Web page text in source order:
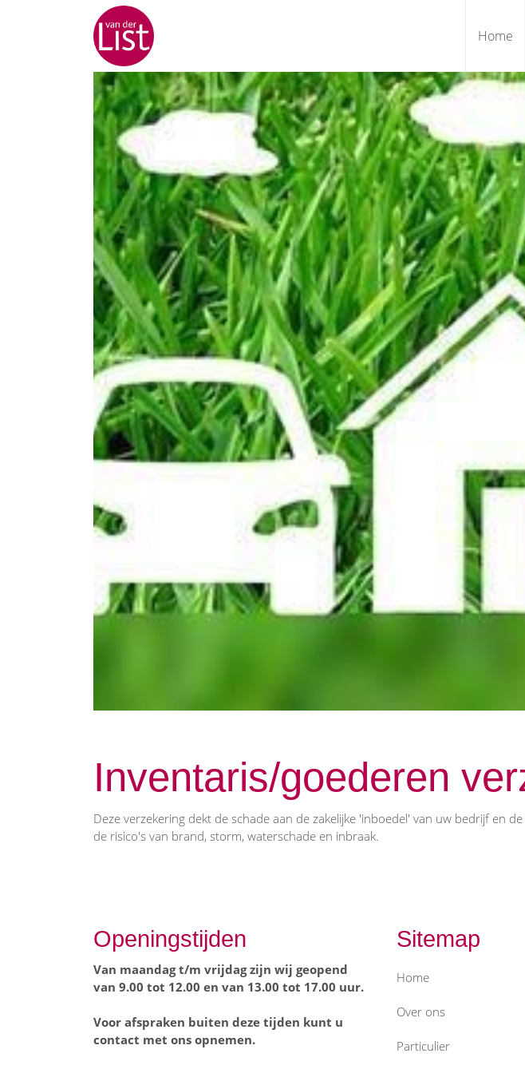
Home
Inventaris/goederen
Deze verzekering dekt de schade aan de zakelijke 'inboedel' van uw bedrijf en
de risico's van brand, storm, waterschade en inbraak.
Openingstijden
Van maandag t/m vrijdag zijn wij geopend
van 9.00 tot 12.00 en van 13.00 tot 17.00 uur.
Voor afspraken buiten deze tijden kunt u
contact met ons opnemen.
Sitemap
Home
Over ons
Particulier